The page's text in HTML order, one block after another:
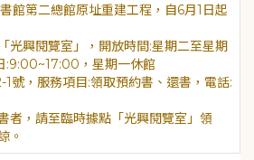
館第二總館原址重建工程，自6月1日起
光興閱覽室」，開放時間:星期二至星期
:9:00~17:00，星期一休館
號，服務項目:領取預約書、還書，電話:
者，請至臨時據點「光興閱覽室」領
。